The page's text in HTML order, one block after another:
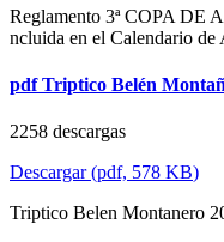
Reglamento 3ª COPA
ncluida en el Calendario de
pdf Triptico Belén
2258 descargas
Descargar(pdf, 578 KB)
Triptico Belen Montanero